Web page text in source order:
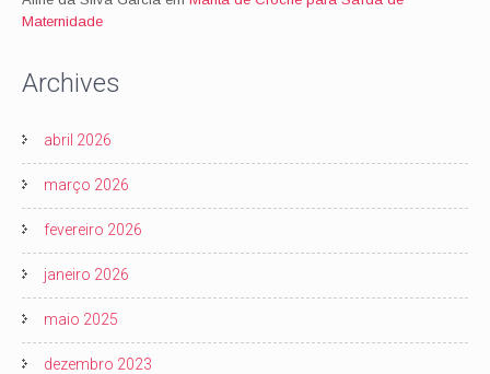
Maternidade
Archives
abril 2026
março 2026
fevereiro 2026
janeiro 2026
maio 2025
dezembro 2023